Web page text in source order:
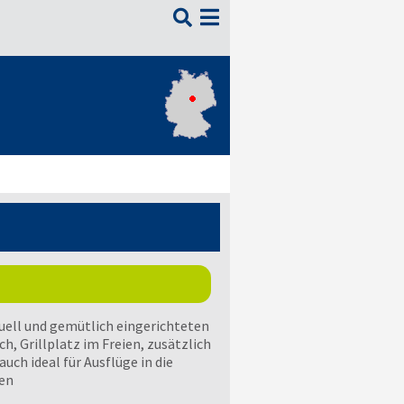

und gemütlich eingerichteten
Grillplatz im Freien, zusätzlich
ideal für Ausflüge in die